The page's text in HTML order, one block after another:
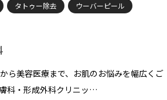
タトゥー除去
ウーバーピール
美容医療まで、お肌のお悩みを幅広くご
科・形成外科クリニッ…